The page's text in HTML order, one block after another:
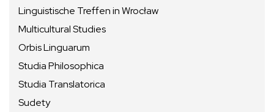
Linguistische Treffen in Wrocław
Multicultural Studies
Orbis Linguarum
Studia Philosophica
Studia Translatorica
Sudety